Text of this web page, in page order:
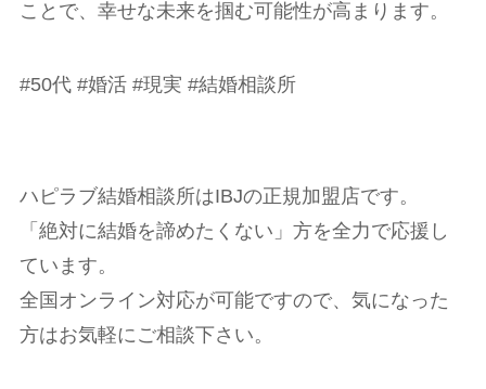
ことで、幸せな未来を掴む可能性が高まります。
#50代 #婚活 #現実 #結婚相談所
ハピラブ結婚相談所はIBJの正規加盟店です。
「絶対に結婚を諦めたくない」方を全力で応援し
ています。
全国オンライン対応が可能ですので、気になった
方はお気軽にご相談下さい。